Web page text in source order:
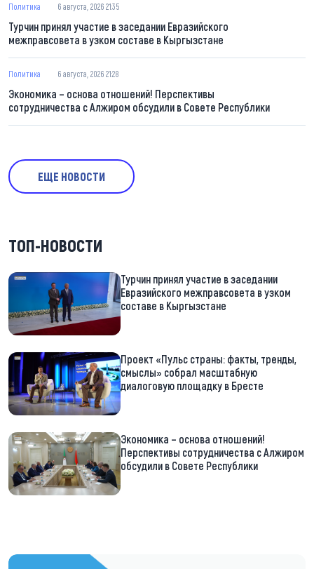
Политика 6 августа, 2026 21:35
Турчин принял участие в заседании Евразийского
межправсовета в узком составе в Кыргызстане
Политика 6 августа, 2026 21:28
Экономика – основа отношений! Перспективы
сотрудничества с Алжиром обсудили в Совете Республики
ЕЩЕ НОВОСТИ
ТОП-НОВОСТИ
Турчин принял участие в заседании
Евразийского межправсовета в узком
составе в Кыргызстане
Проект «Пульс страны: факты, тренды,
смыслы» собрал масштабную
диалоговую площадку в Бресте
Экономика – основа отношений!
Перспективы сотрудничества с Алжиром
обсудили в Совете Республики
https://t.me/minskctvby